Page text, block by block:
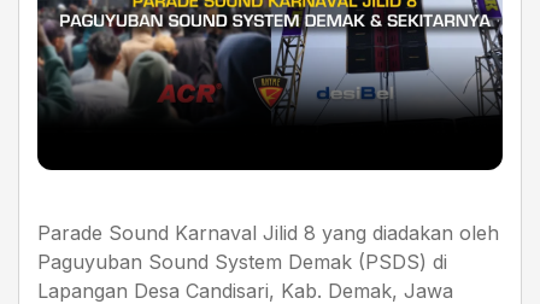
Parade Sound Karnaval Jilid 8 yang diadakan oleh
Paguyuban Sound System Demak (PSDS) di
Lapangan Desa Candisari, Kab. Demak, Jawa